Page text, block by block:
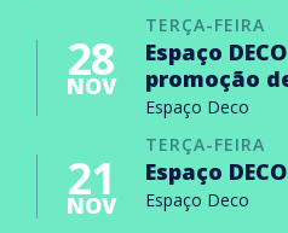
TERÇA-FEIRA
28
NOV
Espaço
promoção
Espaço Deco
TERÇA-FEIRA
21
NOV
Espaço
Espaço Deco